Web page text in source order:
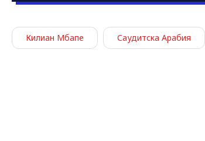
Килиан Мбапе Саудитска Арабия